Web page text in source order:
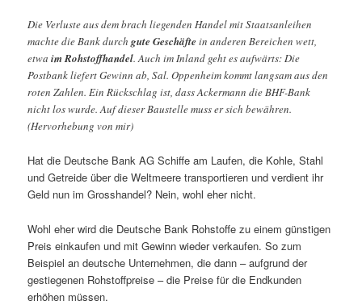
Die Verluste aus dem brach liegenden Handel mit Staatsanleihen
machte die Bank durch gute Geschäfte in anderen Bereichen wett,
etwaim Rohstoffhandel. Auch im Inland geht es aufwärts: Die
Postbank liefert Gewinn ab, Sal. Oppenheim kommt langsam aus den
roten Zahlen. Ein Rückschlag ist, dass Ackermann die BHF-Bank
nicht los wurde. Auf dieser Baustelle muss er sich bewähren.
(Hervorhebung von mir)
Hat die Deutsche Bank AG Schiffe am Laufen, die Kohle, Stahl
und Getreide über die Weltmeere transportieren und verdient ihr
Geld nun im Grosshandel? Nein, wohl eher nicht.
Wohl eher wird die Deutsche Bank Rohstoffe zu einem günstigen
Preis einkaufen und mit Gewinn wieder verkaufen. So zum
Beispiel an deutsche Unternehmen, die dann – aufgrund der
gestiegenen Rohstoffpreise – die Preise für die Endkunden
erhöhen müssen.